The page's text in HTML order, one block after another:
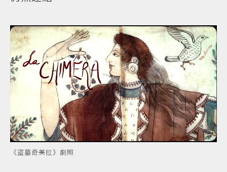
《盜墓奇美拉》劇照